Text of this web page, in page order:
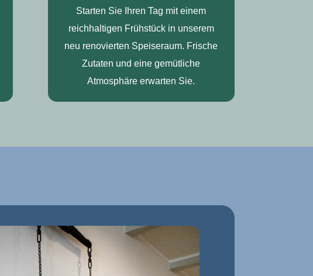
Starten Sie Ihren Tag mit einem
reichhaltigen Frühstück in unserem
neu renovierten Speiseraum. Frische
Zutaten und eine gemütliche
Atmosphäre erwarten Sie.